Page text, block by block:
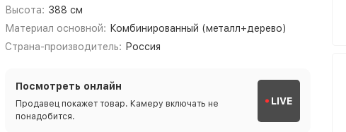
Высота: 388 см
Материал основной: Комбинированный (металл+дерево)
Страна-производитель: Россия
Посмотреть онлайн
Продавец покажет товар. Камеру включать не
понадобится.
LIVE